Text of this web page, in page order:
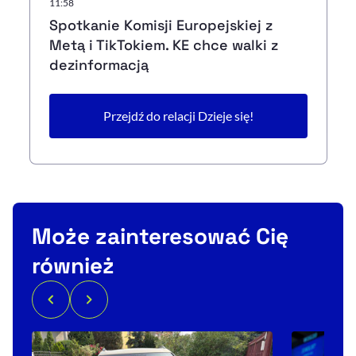
11:58
Spotkanie Komisji Europejskiej z
Metą i TikTokiem. KE chce walki z
dezinformacją
Przejdź do relacji Dzieje się!
Może zainteresować Cię
również